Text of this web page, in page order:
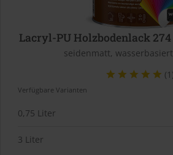
Lacryl-PU Holzbodenlack
seidenmatt,
(1)
Verfügbare Varianten
0,75 Liter
3 Liter